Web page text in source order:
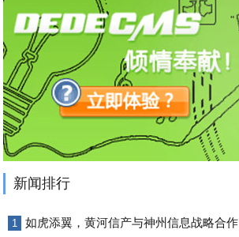
新闻排行
1 如虎添翼，黄河信产与神州信息战略合作